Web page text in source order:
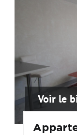
Voir le